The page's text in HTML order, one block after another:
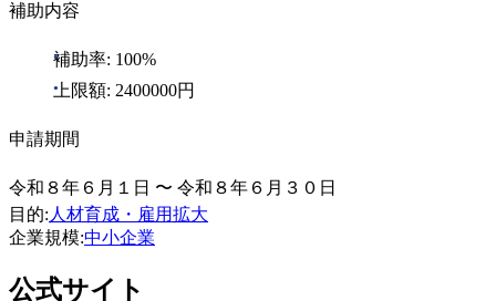
補助内容
補助率: 100%
上限額: 2400000円
申請期間
令和８年６月１日 〜 令和８年６月３０日
目的:人材育成・雇用拡大
企業規模:中小企業
公式サイト